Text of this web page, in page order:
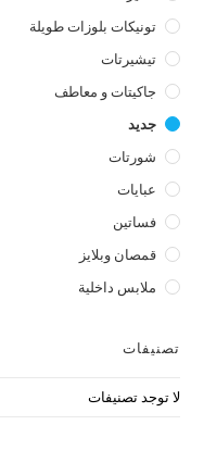
تونيكات بلوزات طويلة
تيشيرتات
جاكيتات و معاطف
جديد
شورتات
عبايات
فساتين
قمصان وبلايز
ملابس داخلية
تصنيفات
لا توجد تصنيفات